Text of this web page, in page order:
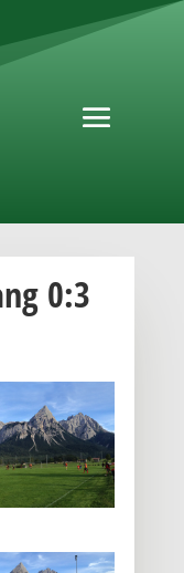
0:3